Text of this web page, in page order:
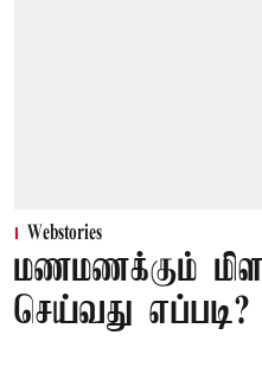
Webstories
மணமணக்கும்
செய்வது எப்படி?